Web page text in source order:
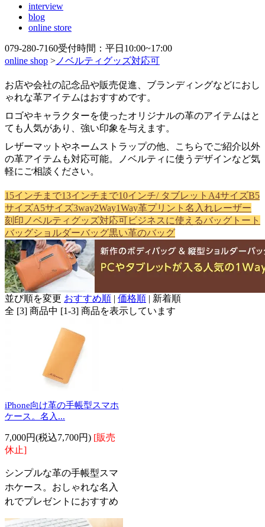
interview
blog
online store
079-280-7160受付時間：平日10:00~17:00
online shop > ノベルティグッズ対応可
お店や会社の記念品や販売促進、ブランディングなどにおし
ゃれな革アイテムはおすすめです。
ロゴやキャラクターを使ったオリジナルの革のアイテムはと
ても人気があり、強い印象を与えます。
レザーマットやネームストラップの他、こちらでご紹介以外
の革アイテムも対応可能。ノベルティに使うデザインなど気
軽にご相談ください。
15インチまで13インチまで10インチ/ タブレット A4サイズB5
サイズA5サイズ3way2Way1Way革プリント 名入れレーザー
刻印 ノベルティグッズ対応可ビジネスに使えるバッグ トート
バッグショルダーバッグ黒い革のバッグ
並び順を変更 おすすめ順 | 価格順 | 新着順
全 [3] 商品中 [1-3] 商品を表示しています
iPhone向け革の手帳型スマホ
ケース。名入...
7,000円(税込7,700円) [販売
休止]
シンプルな革の手帳型スマ
ホケース。おしゃれな名入
れでプレゼントにおすすめ